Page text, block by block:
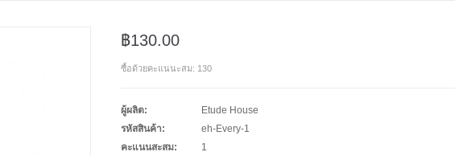
฿130.00
ซื้อด้วยคะแนนะสม: 130
ผู้ผลิต:
Etude House
รหัสสินค้า:
eh-Every-1
คะแนนสะสม:
1